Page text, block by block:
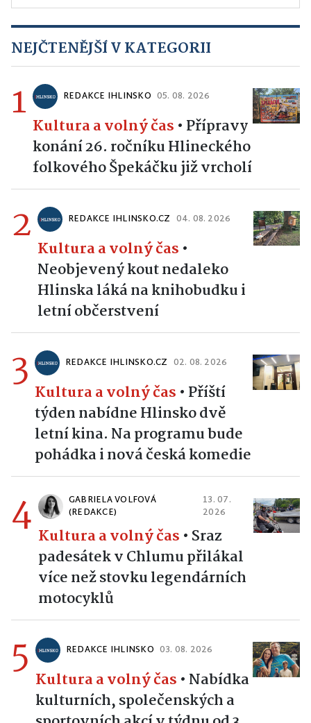
NEJČTENĚJŠÍ V KATEGORII
1 REDAKCE IHLINSKO 05. 08. 2026
Kultura a volný čas • Přípravy
konání 26. ročníku Hlineckého
folkového Špekáčku již vrcholí
2 REDAKCE IHLINSKO.CZ 04. 08. 2026
Kultura a volný čas •
Neobjevený kout nedaleko
Hlinska láká na knihobudku i
letní občerstvení
3 REDAKCE IHLINSKO.CZ 02. 08. 2026
Kultura a volný čas • Příští
týden nabídne Hlinsko dvě
letní kina. Na programu bude
pohádka i nová česká komedie
4
GABRIELA VOLFOVÁ
(REDAKCE)
13. 07.
2026
Kultura a volný čas • Sraz
padesátek v Chlumu přilákal
více než stovku legendárních
motocyklů
5 REDAKCE IHLINSKO 03. 08. 2026
Kultura a volný čas • Nabídka
kulturních, společenských a